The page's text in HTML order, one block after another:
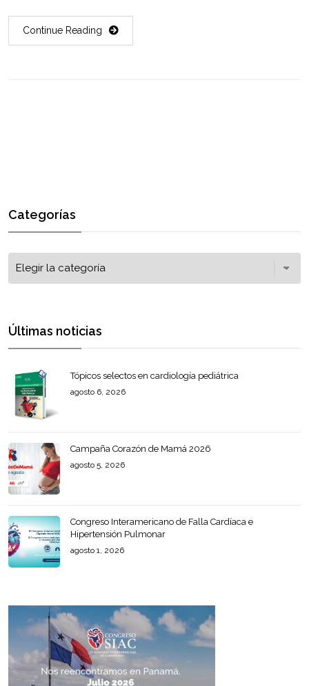
Continue Reading
Categorías
Últimas noticias
Tópicos selectos en cardiología pediátrica
agosto 6, 2026
Campaña Corazón de Mamá 2026
agosto 5, 2026
Congreso Interamericano de Falla Cardíaca e
Hipertensión Pulmonar
agosto 1, 2026